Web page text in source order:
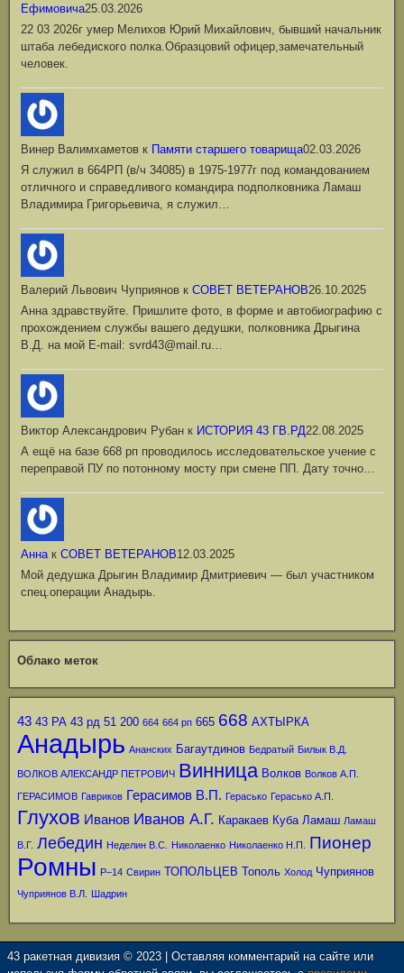
Ефимовича25.03.2026
22 03 2026г умер Мелихов Юрий Михайлович, бывший начальник
штаба лебедиского полка.Образцовий офицер,замечательный
человек.
Винер Валимхаметов к Памяти старшего товарища02.03.2026
Я служил в 664РП (в/ч 34085) в 1975-1977г под командованием
отличного и справедливого командира подполковника Ламаш
Владимира Григорьевича, я служил…
Валерий Львович Чуприянов к СОВЕТ ВЕТЕРАНОВ26.10.2025
Анна здравствуйте. Пришлите фото, в форме и автобиографию с
прохождением службы вашего дедушки, полковника Дрыгина
В.Д. на мой Е-mail: svrd43@mail.ru…
Виктор Александрович Рубан к ИСТОРИЯ 43 ГВ.РД22.08.2025
А ещё на базе 668 рп проводилось исследовательское учение с
переправой ПУ по потонному мосту при смене ПП. Дату точно…
Аннак СОВЕТ ВЕТЕРАНОВ12.03.2025
Мой дедушка Дрыгин Владимир Дмитриевич — был участником
спец.операции Анадырь.
Облако меток
43 43 РА 43 рд 51 200 664 664 рп 665 668 АХТЫРКА
Анадырь Ананских Багаутдинов Бедратый Билык В.Д.
ВОЛКОВ АЛЕКСАНДР ПЕТРОВИЧ Винница Волков Волков А.П.
ГЕРАСИМОВ Гавриков Герасимов В.П. Герасько Герасько А.П.
Глухов Иванов Иванов А.Г. Каракаев Куба Ламаш Ламаш
В.Г. Лебедин Неделин В.С. Николаенко Николаенко Н.П. Пионер
Ромны Р–14 Свирин ТОПОЛЬЦЕВ Тополь Холод Чуприянов
Чуприянов В.Л. Шадрин
43 ракетная дивизия © 2023 | Оставляя комментарий на сайте или